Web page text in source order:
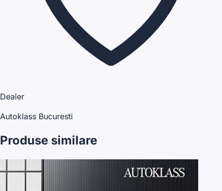
Dealer
Autoklass Bucuresti
Produse similare